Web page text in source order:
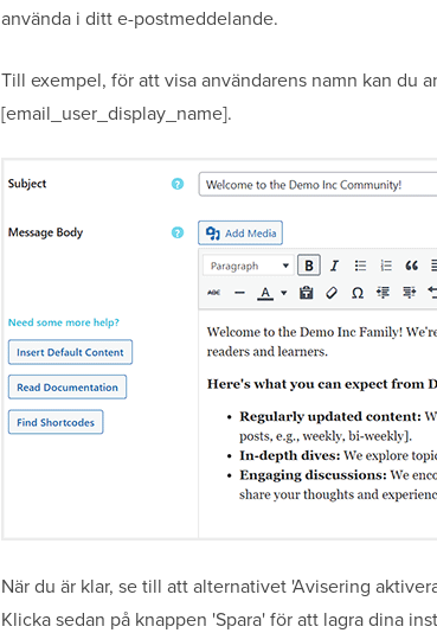
använda i ditt e-postmeddelande.
Till exempel, för att visa användarens namn kan du
[email_user_display_name].
När du är klar, se till att alternativet 'Avisering
Klicka sedan på knappen 'Spara' för att lagra dina